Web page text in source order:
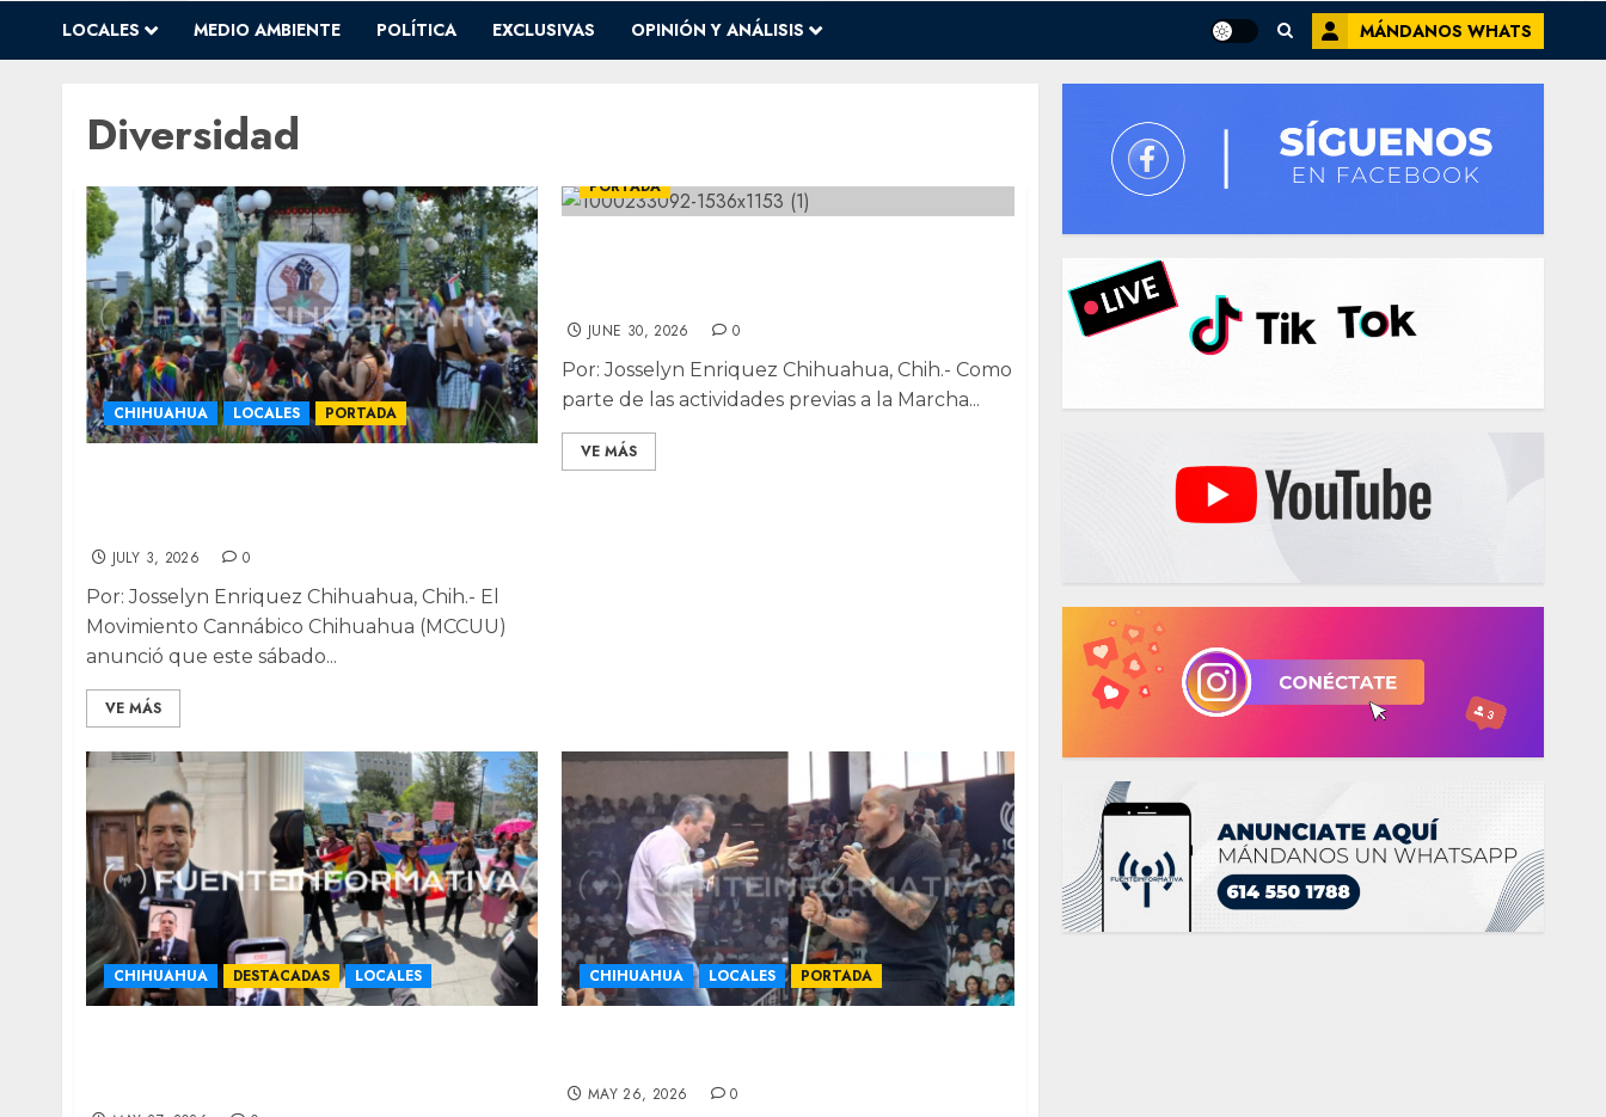
LOCALES MEDIO AMBIENTE POLÍTICA EXCLUSIVAS OPINIÓN Y ANÁLISIS MÁNDANOS WHATS
Diversidad
CHIHUAHUA LOCALES PORTADA
JULY 3, 2026 0
Por: Josselyn Enriquez Chihuahua, Chih.- El
Movimiento Cannábico Chihuahua (MCCUU)
anunció que este sábado...
VE MÁS
PORTADA
JUNE 30, 2026 0
Por: Josselyn Enriquez Chihuahua, Chih.- Como
parte de las actividades previas a la Marcha...
VE MÁS
CHIHUAHUA DESTACADAS LOCALES CHIHUAHUA LOCALES PORTADA
MAY 26, 2026 0